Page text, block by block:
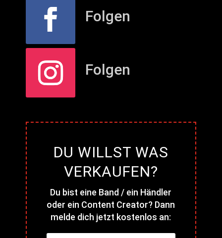
Folgen
Folgen
DU WILLST WAS
VERKAUFEN?
Du bist eine Band / ein Händler
oder ein Content Creator? Dann
melde dich jetzt kostenlos an: